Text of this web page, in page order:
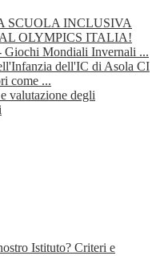
SCUOLA INCLUSIVA
OLYMPICS ITALIA!
Giochi Mondiali Invernali ...
dell'IC di Asola CI
come ...
valutazione degli
Istituto? Criteri e